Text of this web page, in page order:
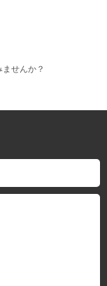
せんか？